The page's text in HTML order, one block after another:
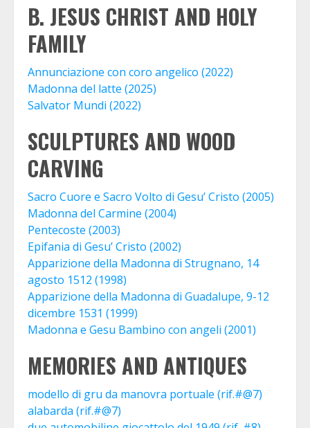
B. JESUS CHRIST AND HOLY
FAMILY
Annunciazione con coro angelico (2022)
Madonna del latte (2025)
Salvator Mundi (2022)
SCULPTURES AND WOOD
CARVING
Sacro Cuore e Sacro Volto di Gesu’ Cristo (2005)
Madonna del Carmine (2004)
Pentecoste (2003)
Epifania di Gesu’ Cristo (2002)
Apparizione della Madonna di Strugnano, 14
agosto 1512 (1998)
Apparizione della Madonna di Guadalupe, 9-12
dicembre 1531 (1999)
Madonna e Gesu Bambino con angeli (2001)
MEMORIES AND ANTIQUES
modello di gru da manovra portuale (rif.#@7)
alabarda (rif.#@7)